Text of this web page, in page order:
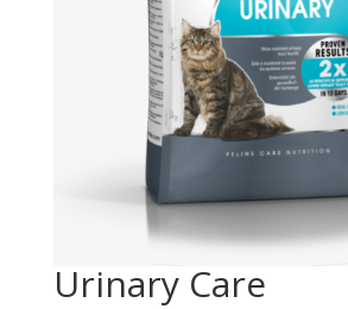
Urinary Care